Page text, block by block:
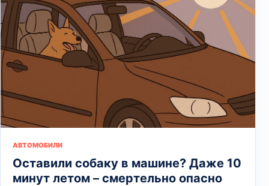
АВТОМОБИЛИ
Оставили собаку в машине? Даже 10
минут летом – смертельно опасно